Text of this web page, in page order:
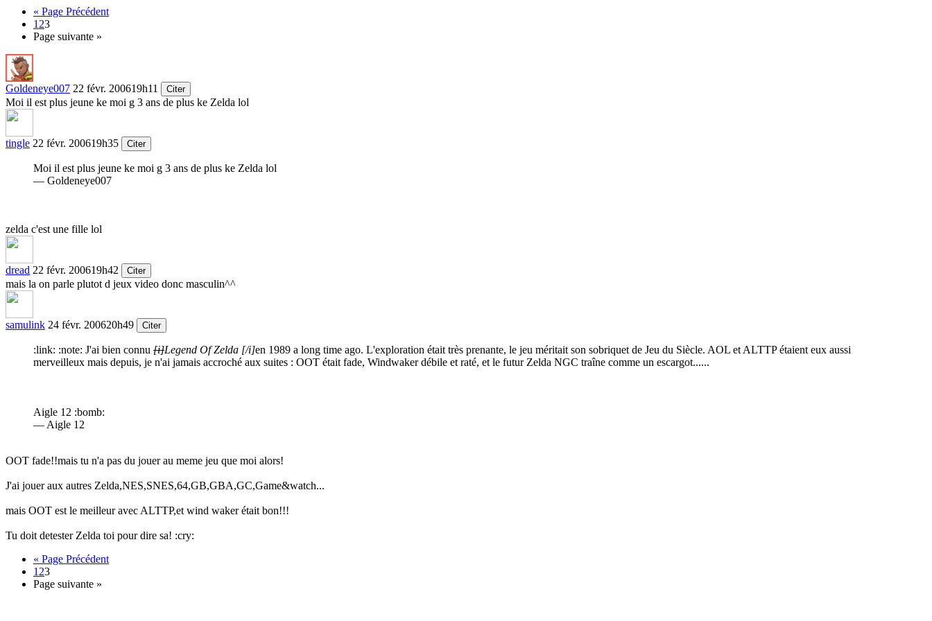
« Page Précédent
1 23
Page suivante »
Goldeneye007 22 févr. 200619h11 Citer
Moi il est plus jeune ke moi g 3 ans de plus ke Zelda lol
tingle 22 févr. 200619h35 Citer
Moi il est plus jeune ke moi g 3 ans de plus ke Zelda lol
— Goldeneye007
zelda c'est une fille lol
dread 22 févr. 200619h42 Citer
mais la on parle plutot d jeux video donc masculin^^
samulink 24 févr. 200620h49 Citer
:link: :note: J'ai bien connu [i]Legend Of Zelda [/i]en 1989 a long time ago. L'exploration était très prenante, le jeu méritait son sobriquet de Jeu du Siècle. AOL et ALTTP étaient eux aussi
merveilleux mais depuis, je n'ai jamais accroché aux suites : OOT était fade, Windwaker débile et raté, et le futur Zelda NGC traîne comme un escargot......
Aigle 12 :bomb:
— Aigle 12
OOT fade!!mais tu n'a pas du jouer au meme jeu que moi alors!
J'ai jouer aux autres Zelda,NES,SNES,64,GB,GBA,GC,Game&watch...
mais OOT est le meilleur avec ALTTP,et wind waker était bon!!!
Tu doit detester Zelda toi pour dire sa! :cry:
« Page Précédent
1 23
Page suivante »